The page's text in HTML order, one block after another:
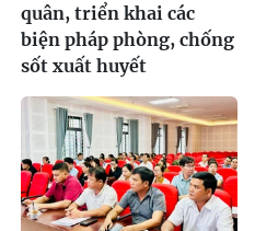
quân, triển khai các
biện pháp phòng, chống
sốt xuất huyết